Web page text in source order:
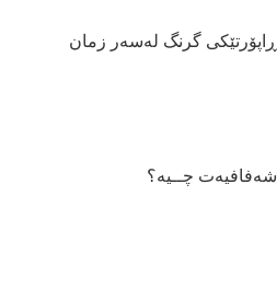
ڕاپۆرتێكی گرنگ لەسەر زمان
شەفافیەت چــیە؟